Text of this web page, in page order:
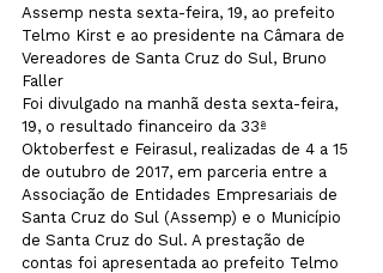
Assemp nesta sexta-feira, 19, ao prefeito
Telmo Kirst e ao presidente na Câmara de
Vereadores de Santa Cruz do Sul, Bruno
Faller
Foi divulgado na manhã desta sexta-feira,
19, o resultado financeiro da 33ª
Oktoberfest e Feirasul, realizadas de 4 a 15
de outubro de 2017, em parceria entre a
Associação de Entidades Empresariais de
Santa Cruz do Sul (Assemp) e o Município
de Santa Cruz do Sul. A prestação de
contas foi apresentada ao prefeito Telmo